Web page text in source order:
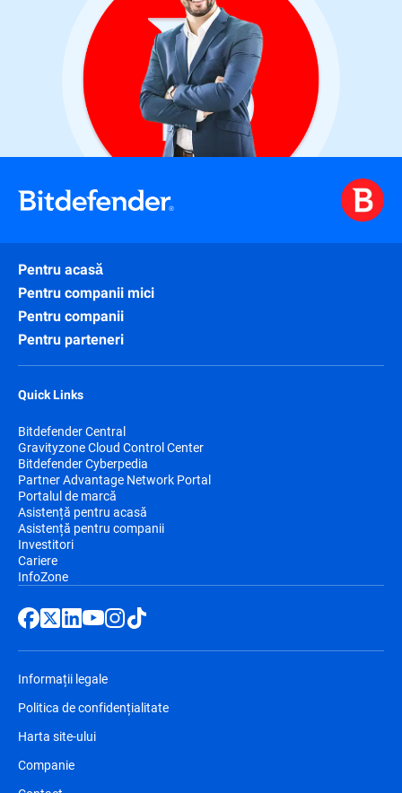
Pentru acasă
Pentru companii mici
Pentru companii
Pentru parteneri
Quick Links
Bitdefender Central
Gravityzone Cloud Control Center
Bitdefender Cyberpedia
Partner Advantage Network Portal
Portalul de marcă
Asistență pentru acasă
Asistență pentru companii
Investitori
Cariere
InfoZone
Informații legale
Politica de confidențialitate
Harta site-ului
Companie